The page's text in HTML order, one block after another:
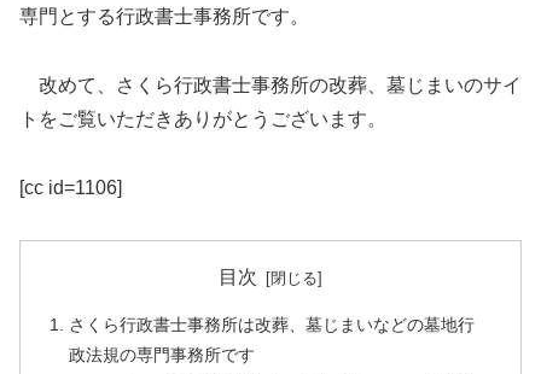
専門とする行政書士事務所です。
改めて、さくら行政書士事務所の改葬、墓じまいのサイ
トをご覧いただきありがとうございます。
[cc id=1106]
目次
さくら行政書士事務所は改葬、墓じまいなどの墓地行
政法規の専門事務所です